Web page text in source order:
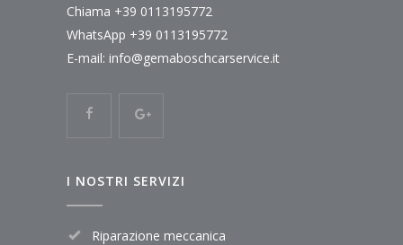
Chiama +39 0113195772
WhatsApp +39 0113195772
E-mail: info@gemaboschcarservice.it
I NOSTRI SERVIZI
Riparazione meccanica